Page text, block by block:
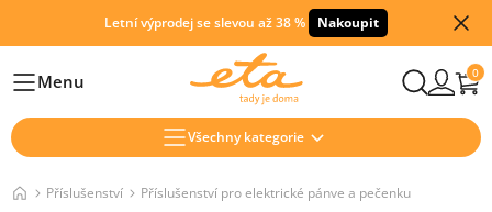
Letní výprodej se slevou až 38 % Nakoupit
HlavníMenu 0
Všechny kategorie
Příslušenství Příslušenství pro elektrické pánve a pečenku